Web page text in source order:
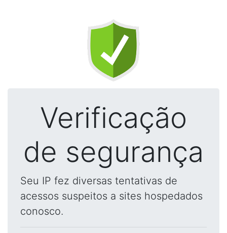
Verificação
de segurança
Seu IP fez diversas tentativas de
acessos suspeitos a sites hospedados
conosco.